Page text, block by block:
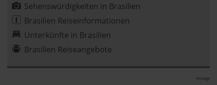
Sehenswürdigkeiten in Brasilien
Brasilien Reiseinformationen
Unterkünfte in Brasilien
Brasilien Reiseangebote
Anzeige